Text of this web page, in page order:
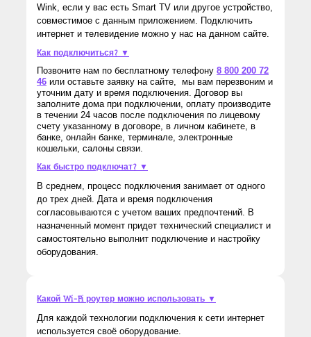
Wink, если у вас есть Smart TV или другое устройство,
совместимое с данным приложением. Подключить
интернет и телевидение можно у нас на данном сайте.
Как подключиться? ▼
Позвоните нам по бесплатному телефону 8 800 200 72
46 или оставьте заявку на сайте, мы вам перезвоним и
уточним дату и время подключения. Договор вы
заполните дома при подключении, оплату производите
в течении 24 часов после подключения по лицевому
счету указанному в договоре, в личном кабинете, в
банке, онлайн банке, терминале, электронные
кошельки, салоны связи.
Как быстро подключат? ▼
В среднем, процесс подключения занимает от одного
до трех дней. Дата и время подключения
согласовываются с учетом ваших предпочтений. В
назначенный момент придет технический специалист и
самостоятельно выполнит подключение и настройку
оборудования.
Какой Wi-Fi роутер можно использовать ▼
Для каждой технологии подключения к сети интернет
используется своё оборудование.